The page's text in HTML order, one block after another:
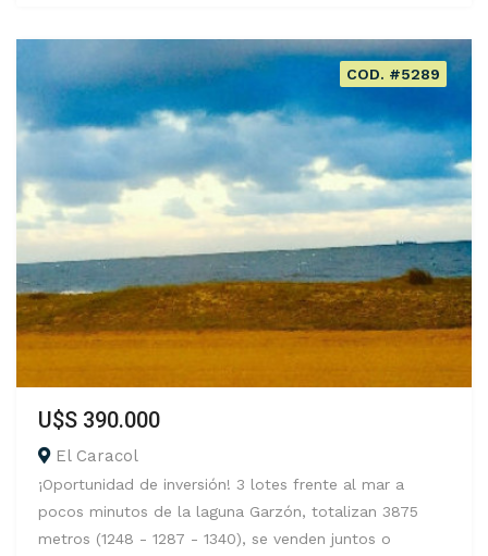
COD. #5289
U$S 390.000
El Caracol
¡Oportunidad de inversión! 3 lotes frente al mar a
pocos minutos de la laguna Garzón, totalizan 3875
metros (1248 - 1287 - 1340), se venden juntos o